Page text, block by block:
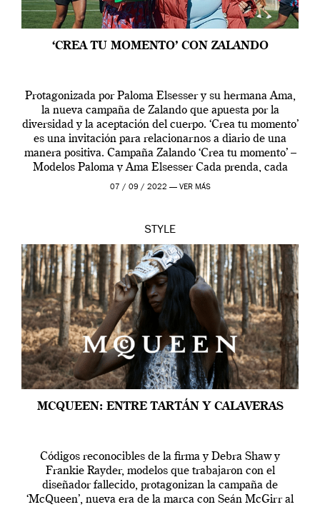
‘CREA TU MOMENTO’ CON ZALANDO
Protagonizada por Paloma Elsesser y su hermana Ama,
la nueva campaña de Zalando que apuesta por la
diversidad y la aceptación del cuerpo. ‘Crea tu momento’
es una invitación para relacionarnos a diario de una
manera positiva. Campaña Zalando ‘Crea tu momento’ –
Modelos Paloma y Ama Elsesser Cada prenda, cada
outfit, cada momento, caracteriza […]
07 / 09 / 2022 — VER MÁS
STYLE
MCQUEEN: ENTRE TARTÁN Y CALAVERAS
Códigos reconocibles de la firma y Debra Shaw y
Frankie Rayder, modelos que trabajaron con el
diseñador fallecido, protagonizan la campaña de
‘McQueen’, nueva era de la marca con Seán McGirr al